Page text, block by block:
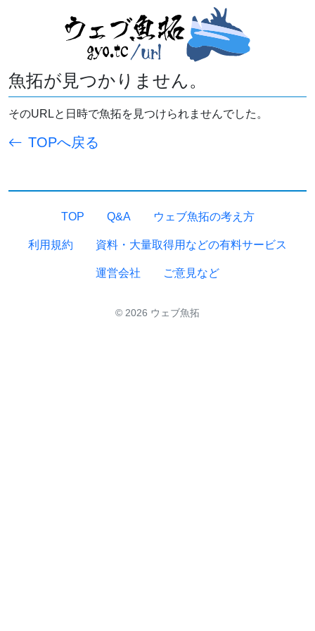
魚拓が見つかりません。
そのURLと日時で魚拓を見つけられませんでした。
TOPへ戻る
TOP Q&A ウェブ魚拓の考え方
利用規約 資料・大量取得用などの有料サービス
運営会社 ご意見など
© 2026 ウェブ魚拓